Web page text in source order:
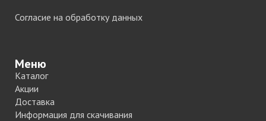
Согласие на обработку данных
Меню
Каталог
Акции
Доставка
Информация для скачивания